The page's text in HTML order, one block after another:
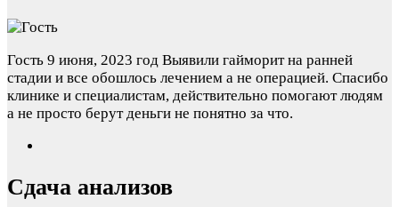
Гость 9 июня, 2023 год Выявили гайморит на ранней
стадии и все обошлось лечением а не операцией. Спасибо
клинике и специалистам, действительно помогают людям
а не просто берут деньги не понятно за что.
Сдача анализов